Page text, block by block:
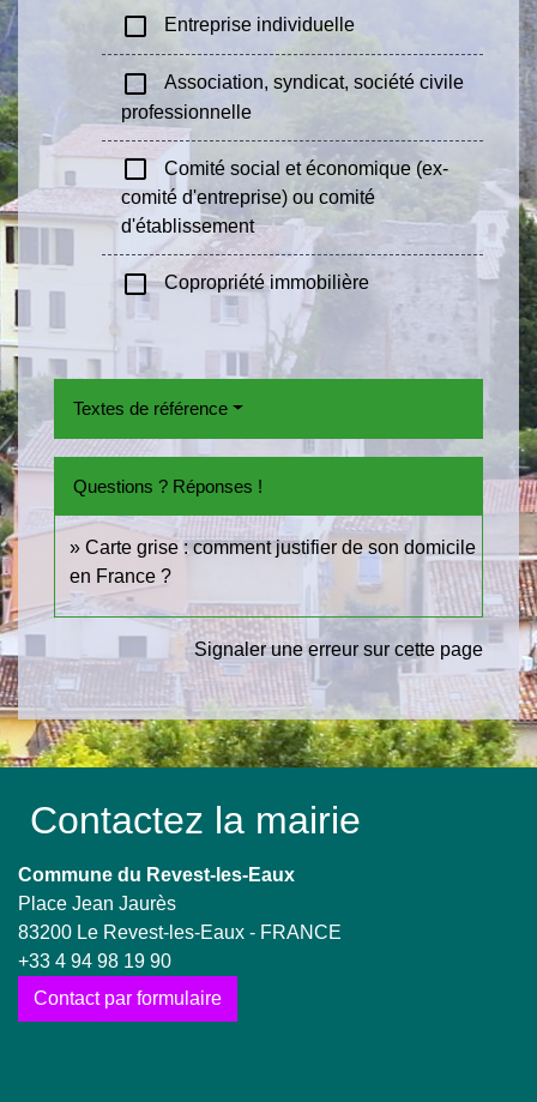
check_box_outline_blank Entreprise individuelle
check_box_outline_blank
Association, syndicat, société civile
professionnelle
check_box_outline_blank
Comité social et économique (ex-
comité d'entreprise) ou comité
d'établissement
check_box_outline_blank Copropriété immobilière
Textes de référence
Questions ? Réponses !
Carte grise : comment justifier de son domicile
en France ?
Signaler une erreur sur cette page
Contactez la mairie
Commune du Revest-les-Eaux
Place Jean Jaurès
83200 Le Revest-les-Eaux - FRANCE
+33 4 94 98 19 90
Contact par formulaire